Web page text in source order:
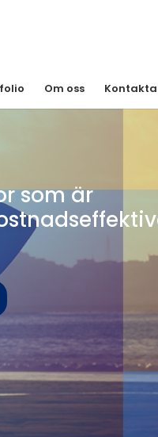
Om oss Kontakta
som är